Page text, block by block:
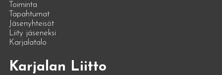
Toiminta
Tapahtumat
Jäsenyhteisöt
Liity jäseneksi
Karjalatalo
Karjalan Liitto